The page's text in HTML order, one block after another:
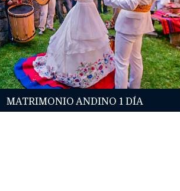
MATRIMONIO ANDINO 1 DÍA